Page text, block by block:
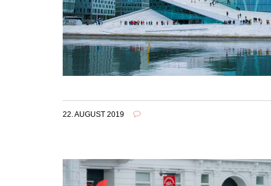
22. AUGUST 2019